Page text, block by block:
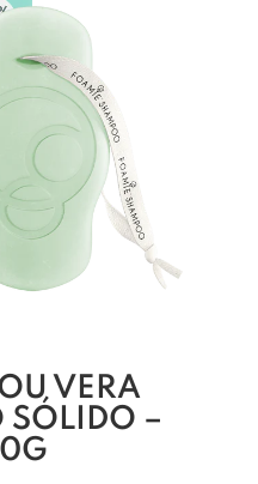
VERA
SÓLIDO –